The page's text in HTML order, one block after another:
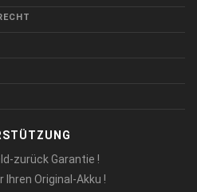
zurück Garantie !
Original-Akku !